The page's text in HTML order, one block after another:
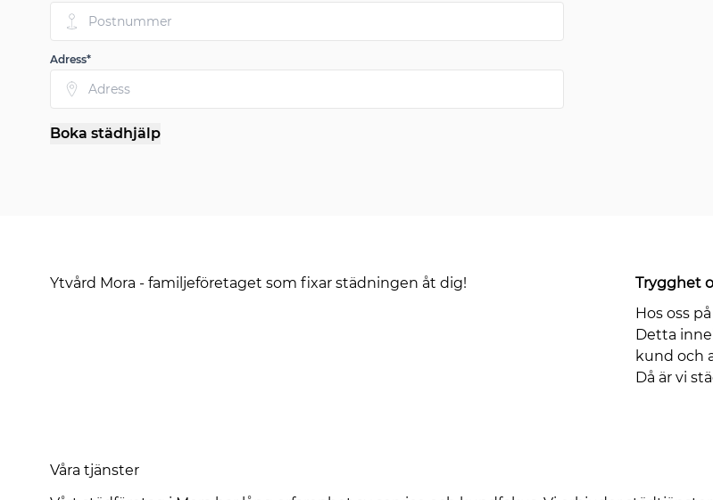
Adress*
Boka städhjälp
Ytvård Mora - familjeföretaget som fixar städningen åt dig!
Trygghet
Hos oss
Detta
kund och
Då är vi
Våra tjänster